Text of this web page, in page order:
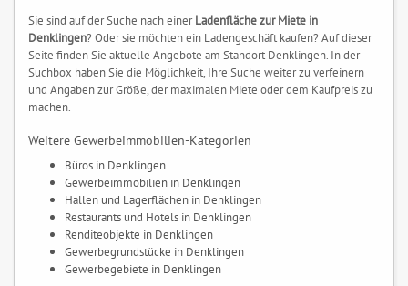
Sie sind auf der Suche nach einerLadenfläche zur Miete in
Denklingen? Oder sie möchten ein Ladengeschäft kaufen? Auf dieser
Seite finden Sie aktuelle Angebote am Standort Denklingen. In der
Suchbox haben Sie die Möglichkeit, Ihre Suche weiter zu verfeinern
und Angaben zur Größe, der maximalen Miete oder dem Kaufpreis zu
machen.
Weitere Gewerbeimmobilien-Kategorien
Büros in Denklingen
Gewerbeimmobilien in Denklingen
Hallen und Lagerflächen in Denklingen
Restaurants und Hotels in Denklingen
Renditeobjekte in Denklingen
Gewerbegrundstücke in Denklingen
Gewerbegebiete in Denklingen